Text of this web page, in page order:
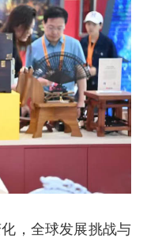
，全球发展挑战与